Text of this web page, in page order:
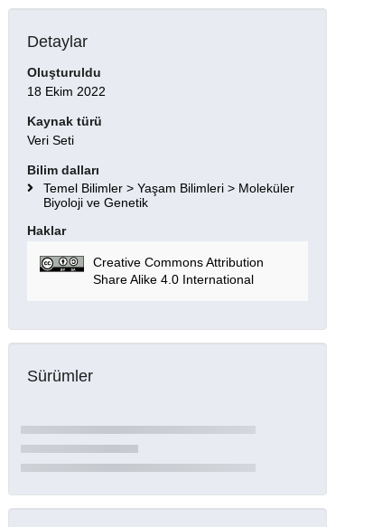
Detaylar
Oluşturuldu
18 Ekim 2022
Kaynak türü
Veri Seti
Bilim dalları
Temel Bilimler > Yaşam Bilimleri > Moleküler
Biyoloji ve Genetik
Haklar
Creative Commons Attribution
Share Alike 4.0 International
Sürümler